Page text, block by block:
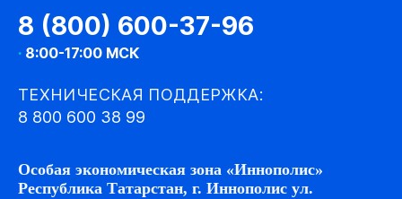
8 (800) 600-37-96
· 8:00-17:00 МСК
ТЕХНИЧЕСКАЯ ПОДДЕРЖКА:
8 800 600 38 99
Особая экономическая зона «Иннополис»
Республика Татарстан, г. Иннополис ул.